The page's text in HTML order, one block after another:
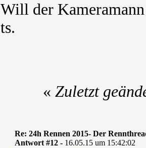
Will der
ts.
« Zuletzt
Re: 24h Rennen 2015- Der
Antwort #12 - 16.05.15 um 15:42:02